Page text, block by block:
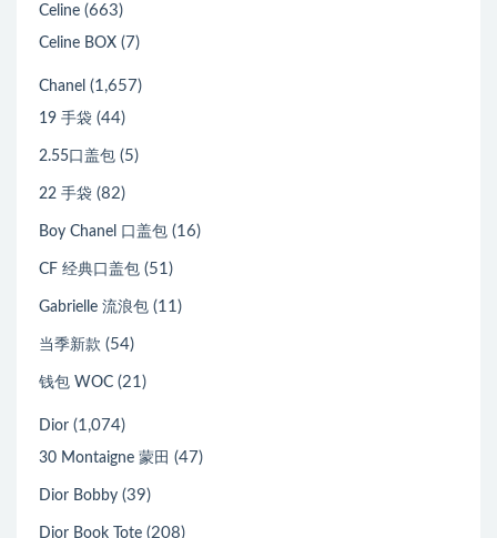
Celine (663)
Celine BOX (7)
Chanel (1,657)
19 手袋 (44)
2.55口盖包 (5)
22 手袋 (82)
Boy Chanel 口盖包 (16)
CF 经典口盖包 (51)
Gabrielle 流浪包 (11)
当季新款 (54)
钱包 WOC (21)
Dior (1,074)
30 Montaigne 蒙田 (47)
Dior Bobby (39)
Dior Book Tote (208)